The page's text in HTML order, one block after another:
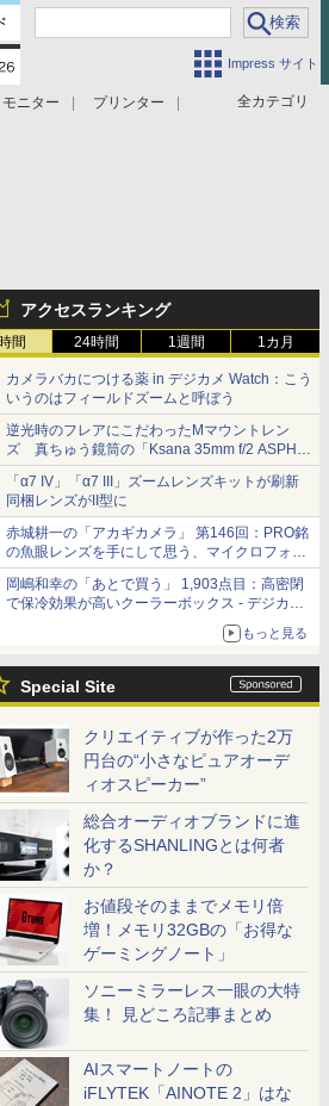
Impress サイト
全カテゴリ
モニター
プリンター
アクセスランキング
間 24時間 1週間 1カ月
カメラバカにつける薬 in デジカメ Watch：こう
いうのはフィールドズームと呼ぼう
逆光時のフレアにこだわったMマウントレン
ズ 真ちゅう鏡筒の「Ksana 35mm f/2 ASPH.
シルバークローム」
「α7 IV」「α7 III」ズームレンズキットが刷新
同梱レンズがII型に
赤城耕一の「アカギカメラ」 第146回：PRO銘
の魚眼レンズを手にして思う、マイクロフォー
サーズへの期待と可能性
岡嶋和幸の「あとで買う」 1,903点目：高密閉
で保冷効果が高いクーラーボックス - デジカメ
もっと見る
Special Site
クリエイティブが作った2万
円台の“小さなピュアオーデ
ィオスピーカー”
総合オーディオブランドに進
化するSHANLINGとは何者
か？
お値段そのままでメモリ倍
増！メモリ32GBの「お得な
ゲーミングノート」
ソニーミラーレス一眼の大特
集！ 見どころ記事まとめ
AIスマートノートの
iFLYTEK「AINOTE 2」はな